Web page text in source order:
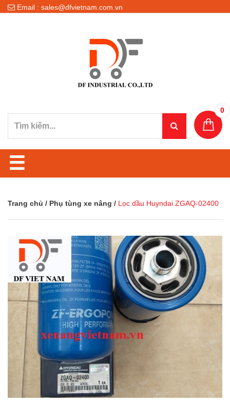
Email : sales@dfvietnam.com.vn
0
☰
Trang chủ / Phụ tùng xe nâng / Lọc dầu Huyndai ZGAQ-02400